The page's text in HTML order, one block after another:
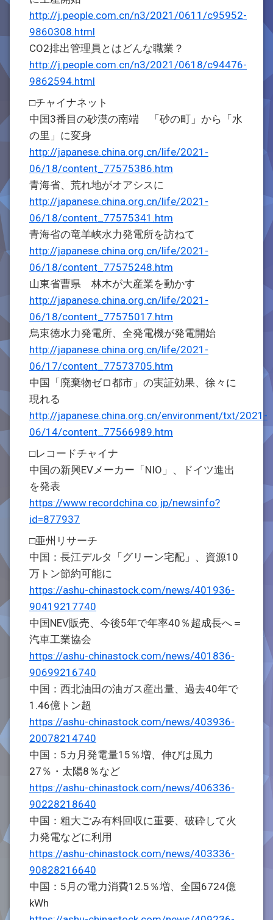
http://j.people.com.cn/n3/2021/0611/c95952-
9860308.html
CO2排出管理員とはどんな職業？
http://j.people.com.cn/n3/2021/0618/c94476-
9862594.html
□チャイナネット
中国3番目の砂漠の南端 「砂の町」から「水
の里」に変身
http://japanese.china.org.cn/life/2021-
06/18/content_77575386.htm
青海省、荒れ地がオアシスに
http://japanese.china.org.cn/life/2021-
06/18/content_77575341.htm
青海省の竜羊峡水力発電所を訪ねて
http://japanese.china.org.cn/life/2021-
06/18/content_77575248.htm
山東省曹県 林木が大産業を動かす
http://japanese.china.org.cn/life/2021-
06/18/content_77575017.htm
烏東徳水力発電所、全発電機が発電開始
http://japanese.china.org.cn/life/2021-
06/17/content_77573705.htm
中国「廃棄物ゼロ都市」の実証効果、徐々に
現れる
http://japanese.china.org.cn/environment/txt/2021-
06/14/content_77566989.htm
□レコードチャイナ
中国の新興EVメーカー「NIO」、ドイツ進出
を発表
https://www.recordchina.co.jp/newsinfo?
id=877937
□亜州リサーチ
中国：長江デルタ「グリーン宅配」、資源10
万トン節約可能に
https://ashu-chinastock.com/news/401936-
90419217740
中国NEV販売、今後5年で年率40％超成長へ＝
汽車工業協会
https://ashu-chinastock.com/news/401836-
90699216740
中国：西北油田の油ガス産出量、過去40年で
1.46億トン超
https://ashu-chinastock.com/news/403936-
20078214740
中国：5カ月発電量15％増、伸びは風力
27％・太陽8％など
https://ashu-chinastock.com/news/406336-
90228218640
中国：粗大ごみ有料回収に重要、破砕して火
力発電などに利用
https://ashu-chinastock.com/news/403336-
90828216640
中国：5月の電力消費12.5％増、全国6724億
kWh